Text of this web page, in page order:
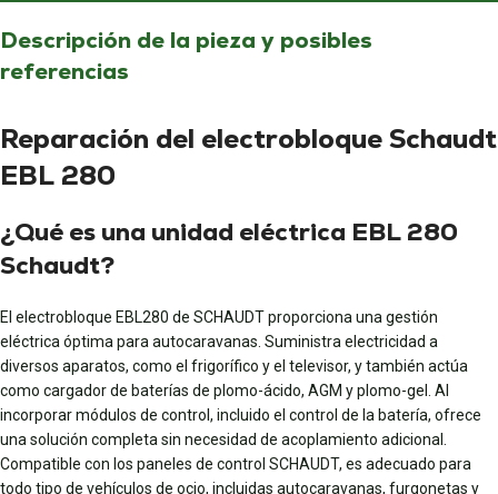
Descripción de la pieza y posibles
referencias
Reparación del electrobloque Schaudt
EBL 280
¿Qué es una unidad eléctrica EBL 280
Schaudt?
El electrobloque EBL280 de SCHAUDT proporciona una gestión
eléctrica óptima para autocaravanas. Suministra electricidad a
diversos aparatos, como el frigorífico y el televisor, y también actúa
como cargador de baterías de plomo-ácido, AGM y plomo-gel. Al
incorporar módulos de control, incluido el control de la batería, ofrece
una solución completa sin necesidad de acoplamiento adicional.
Compatible con los paneles de control SCHAUDT, es adecuado para
todo tipo de vehículos de ocio, incluidas autocaravanas, furgonetas y